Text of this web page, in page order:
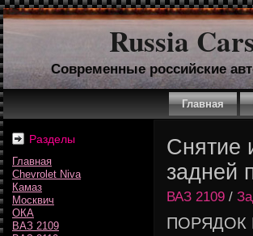
Russia
Современные российские
Главная
Разделы
Главная
Chevrolet Niva
Камаз
Москвич
ОКА
ВАЗ 2109
Снятие
задней
ВАЗ 2109 /
ПОРЯДОК